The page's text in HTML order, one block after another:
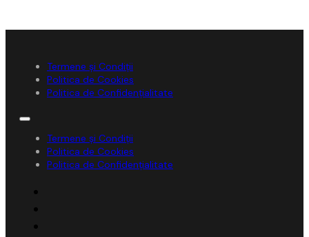
Termene și Condiții
Politica de Cookies
Politica de Confidențialitate
Termene și Condiții
Politica de Cookies
Politica de Confidențialitate